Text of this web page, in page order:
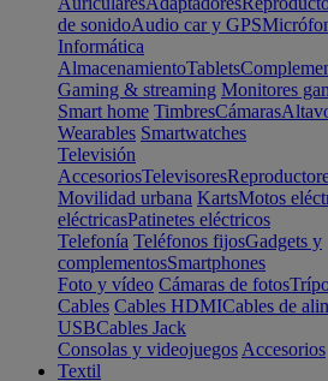
de sonidoAudio car y GPS
Informática
AlmacenamientoTablets
Gaming & streaming Monitores
Smart home TimbresCámaras
Wearables Smartwatches
Televisión
AccesoriosTelevisores
Movilidad urbana KartsMotos
eléctricasPatinetes eléctricos
Telefonía Teléfonos fijosGadgets y
complementosSmartphones
Foto y vídeo Cámaras de fotos
Cables Cables HDMICables de
USBCables Jack
Consolas y videojuegos Accesorios
Textil